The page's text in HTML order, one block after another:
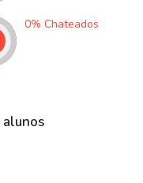
0% Chateados
alunos